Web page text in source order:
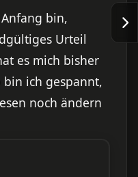
bin,
Urteil
es mich bisher
ich gespannt,
noch ändern